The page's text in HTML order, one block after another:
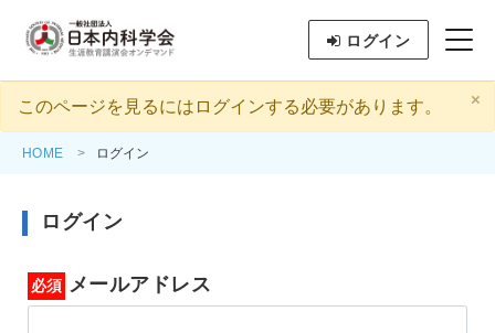
ログイン
×
このページを見るにはログインする必要があります。
HOME ログイン
ログイン
メールアドレス